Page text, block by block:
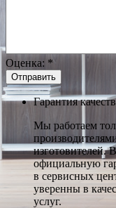
Оценка: *
Гарантия
Мы работаем
изготовителей.
официальную
в сервисных
уверенны в
услуг.